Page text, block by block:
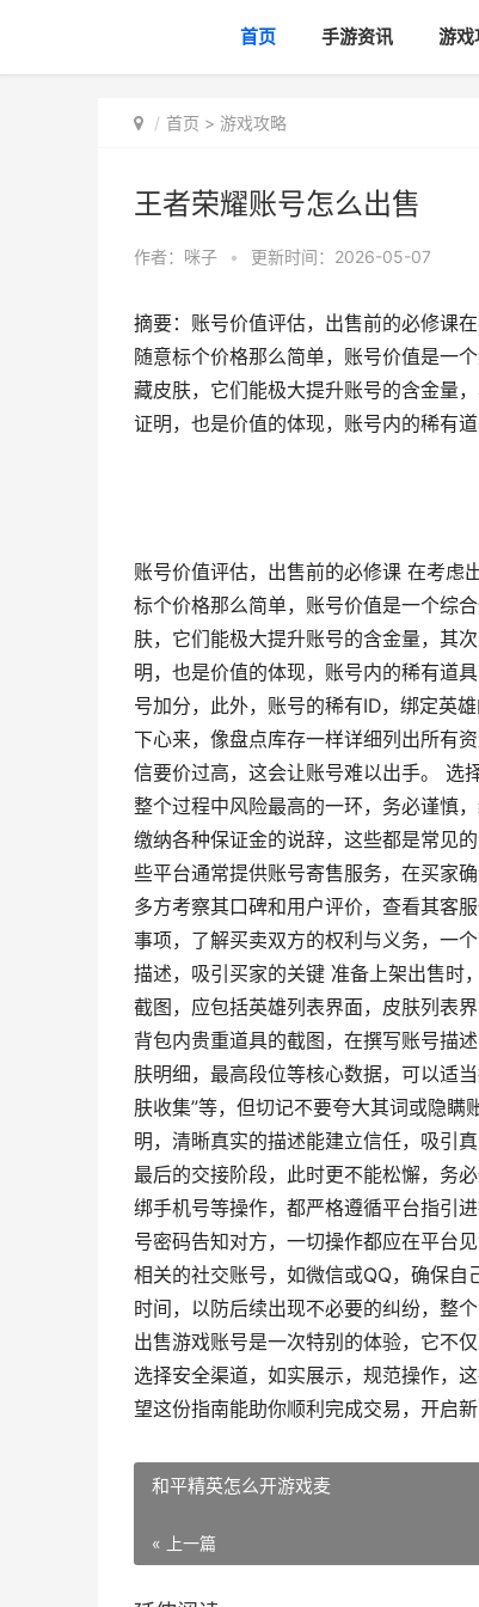
首页 手游资讯 游戏
首页 > 游戏攻略
王者荣耀账号怎么出售
作者： 咪子 • 更新时间：2026-05-07
摘要：账号价值评估，出售前的必修课
随意标个价格那么简单，账号价值是一
藏皮肤，它们能极大提升账号的含金量
证明，也是价值的体现，账号内的稀有
账号价值评估，出售前的必修课 在考虑
标个价格那么简单，账号价值是一个综
肤，它们能极大提升账号的含金量，其
明，也是价值的体现，账号内的稀有道
号加分，此外，账号的稀有ID，绑定英
下心来，像盘点库存一样详细列出所有
信要价过高，这会让账号难以出手。 选
整个过程中风险最高的一环，务必谨慎
缴纳各种保证金的说辞，这些都是常见
些平台通常提供账号寄售服务，在买家
多方考察其口碑和用户评价，查看其客
事项，了解买卖双方的权利与义务，一
描述，吸引买家的关键 准备上架出售时
截图，应包括英雄列表界面，皮肤列表
背包内贵重道具的截图，在撰写账号描
肤明细，最高段位等核心数据，可以适
肤收集”等，但切记不要夸大其词或隐
明，清晰真实的描述能建立信任，吸引
最后的交接阶段，此时更不能松懈，务
绑手机号等操作，都严格遵循平台指引
号密码告知对方，一切操作都应在平台
相关的社交账号，如微信或QQ，确保
时间，以防后续出现不必要的纠纷，整
出售游戏账号是一次特别的体验，它不
选择安全渠道，如实展示，规范操作，
望这份指南能助你顺利完成交易，开启新
和平精英怎么开游戏麦
« 上一篇